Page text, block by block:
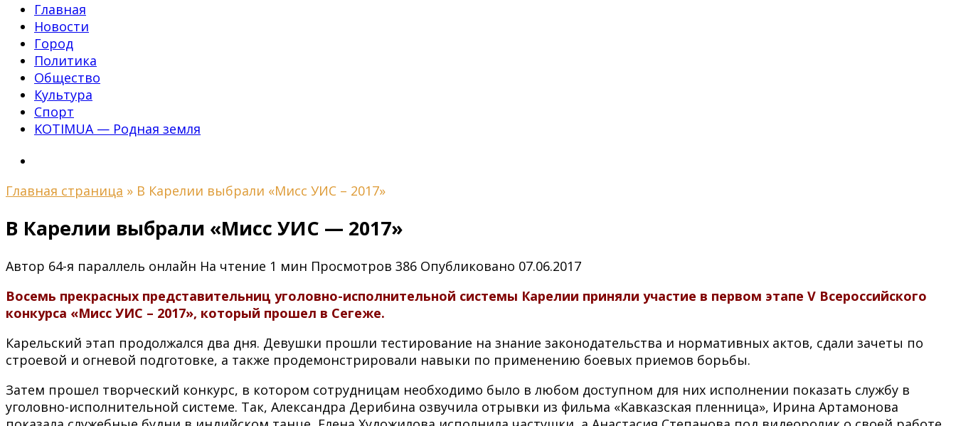
Главная
Новости
Город
Политика
Общество
Культура
Спорт
KOTIMUA — Родная земля
Главная страница » В Карелии выбрали «Мисс УИС – 2017»
В Карелии выбрали «Мисс УИС — 2017»
Автор 64-я параллель онлайн На чтение 1 мин Просмотров 386 Опубликовано 07.06.2017
Восемь прекрасных представительниц уголовно-исполнительной системы Карелии приняли участие в первом этапе V Всероссийского
конкурса «Мисс УИС – 2017», который прошел в Сегеже.
Карельский этап продолжался два дня. Девушки прошли тестирование на знание законодательства и нормативных актов, сдали зачеты по
строевой и огневой подготовке, а также продемонстрировали навыки по применению боевых приемов борьбы.
Затем прошел творческий конкурс, в котором сотрудницам необходимо было в любом доступном для них исполнении показать службу в
уголовно-исполнительной системе. Так, Александра Дерибина озвучила отрывки из фильма «Кавказская пленница», Ирина Артамонова